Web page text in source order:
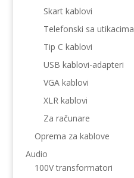
Skart kablovi
Telefonski sa utikacima
Tip C kablovi
USB kablovi-adapteri
VGA kablovi
XLR kablovi
Za računare
Oprema za kablove
Audio
100V transformatori